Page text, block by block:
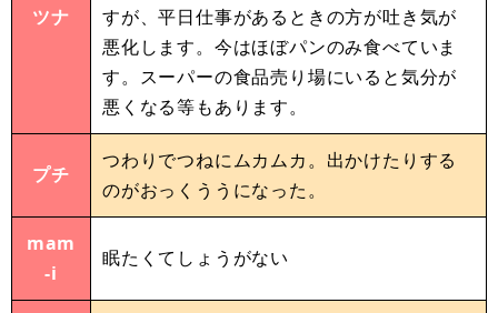
ツナ
すが、平日仕事があるときの方が吐き気が
悪化します。今はほぼパンのみ食べていま
す。スーパーの食品売り場にいると気分が
悪くなる等もあります。
プチ
つわりでつねにムカムカ。出かけたりする
のがおっくううになった。
mam
-i
眠たくてしょうがない